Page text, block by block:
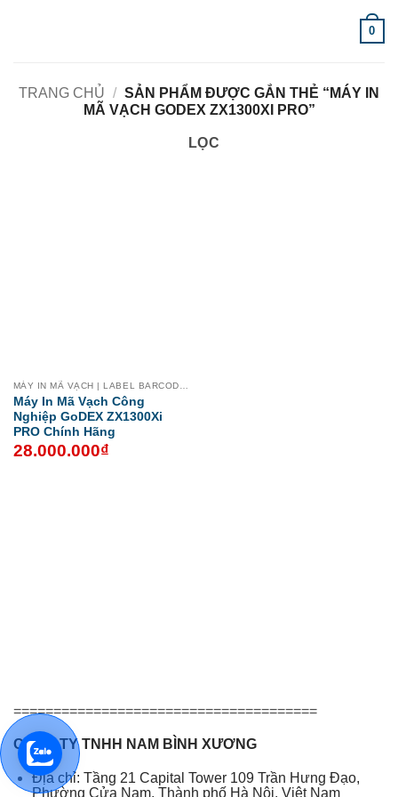
0
TRANG CHỦ / SẢN PHẨM ĐƯỢC GẮN THẺ “MÁY IN
MÃ VẠCH GODEX ZX1300XI PRO”
LỌC
Máy In Mã Vạch Công
Nghiệp GoDEX ZX1300Xi
PRO Chính Hãng
28.000.000₫
======================================
CÔNG TY TNHH NAM BÌNH XƯƠNG
Địa chỉ: Tầng 21 Capital Tower 109 Trần Hưng Đạo,
Phường Cửa Nam, Thành phố Hà Nội, Việt Nam